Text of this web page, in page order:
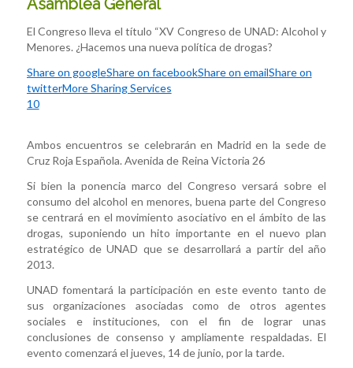
Asamblea General
El Congreso lleva el título “XV Congreso de UNAD: Alcohol y
Menores. ¿Hacemos una nueva política de drogas?
Share on googleShare on facebookShare on emailShare on
twitterMore Sharing Services
10
Ambos encuentros se celebrarán en Madrid en la sede de
Cruz Roja Española. Avenida de Reina Victoria 26
Si bien la ponencia marco del Congreso versará sobre el
consumo del alcohol en menores, buena parte del Congreso
se centrará en el movimiento asociativo en el ámbito de las
drogas, suponiendo un hito importante en el nuevo plan
estratégico de UNAD que se desarrollará a partir del año
2013.
UNAD fomentará la participación en este evento tanto de
sus organizaciones asociadas como de otros agentes
sociales e instituciones, con el fin de lograr unas
conclusiones de consenso y ampliamente respaldadas. El
evento comenzará el jueves, 14 de junio, por la tarde.